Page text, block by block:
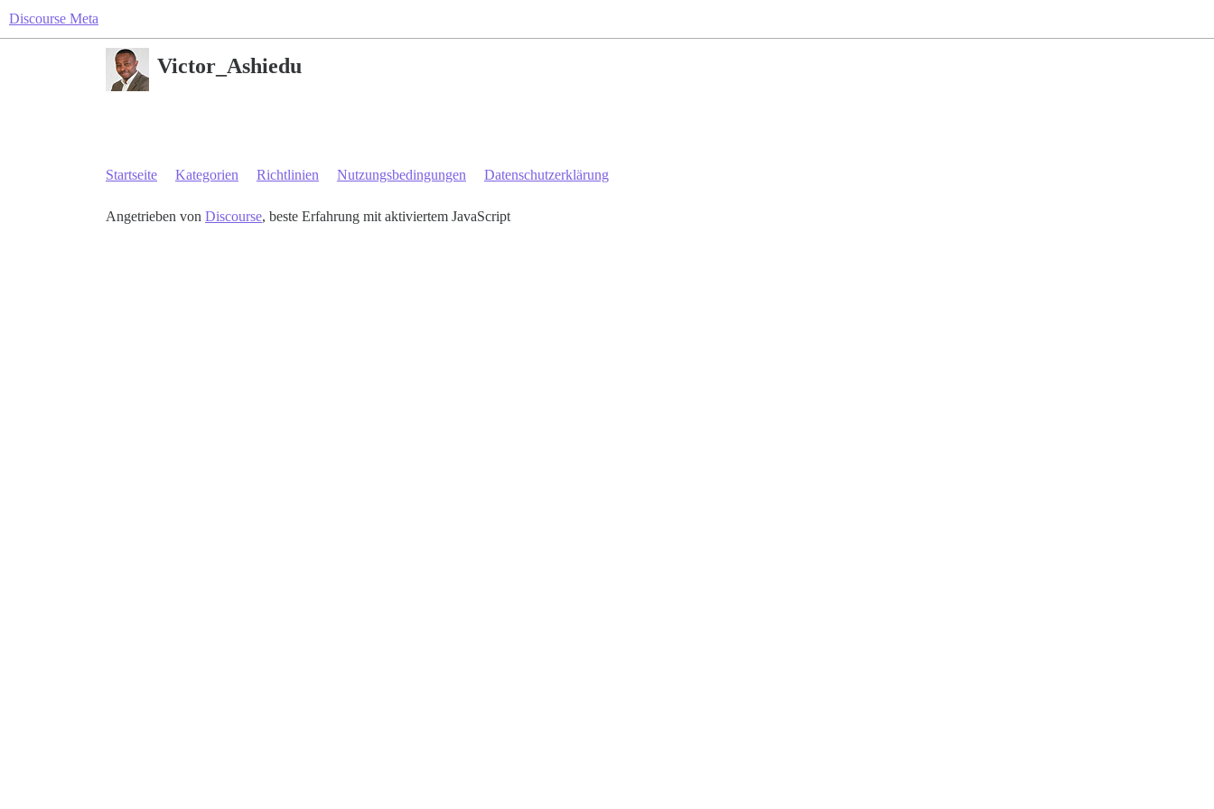
Discourse Meta
Victor_Ashiedu
Startseite Kategorien Richtlinien Nutzungsbedingungen Datenschutzerklärung
Angetrieben von Discourse, beste Erfahrung mit aktiviertem JavaScript